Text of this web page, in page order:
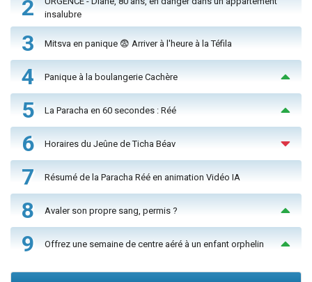
2
insalubre
3 Mitsva en panique 😨 Arriver à l'heure à la Téfila
4 Panique à la boulangerie Cachère
5 La Paracha en 60 secondes : Réé
6 Horaires du Jeûne de Ticha Béav
7 Résumé de la Paracha Réé en animation Vidéo IA
8 Avaler son propre sang, permis ?
9 Offrez une semaine de centre aéré à un enfant orphelin